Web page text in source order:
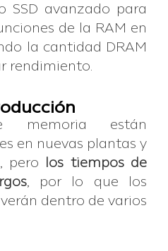
SSD avanzado para
de la RAM en
la cantidad DRAM
rendimiento.
memoria están
en nuevas plantas y
pero
los tiempos de
, por lo que los
dentro de varios